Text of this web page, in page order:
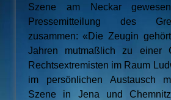
Szene am Neckar
Pressemitteilung des
zusammen: «Die Zeugin
Jahren mutmaßlich zu einer
Rechtsextremisten im Raum
im persönlichen Austausch
Szene in Jena und